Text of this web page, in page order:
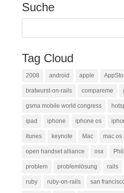
Suche
Tag Cloud
2008 android apple
bratwurst-on-rails compareme
gsma mobile world congress
ipad iphone iphone os
itunes keynote Mac mac os
open handset alliance osx
problem problemlösung rails
ruby ruby-on-rails san